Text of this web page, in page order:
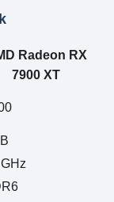
Radeon RX
7900 XT